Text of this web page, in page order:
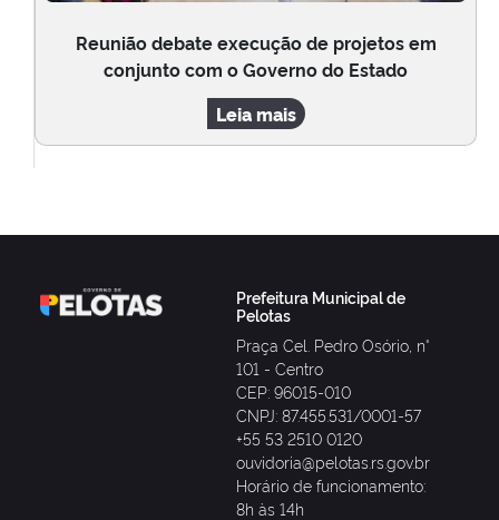
Reunião debate execução de projetos em
conjunto com o Governo do Estado
Leia mais
Prefeitura Municipal de
Pelotas
Praça Cel. Pedro Osório, n°
101 - Centro
CEP: 96015-010
CNPJ: 87.455.531/0001-57
+55 53 2510 0120
ouvidoria@pelotas.rs.gov.br
Horário de funcionamento:
8h às 14h